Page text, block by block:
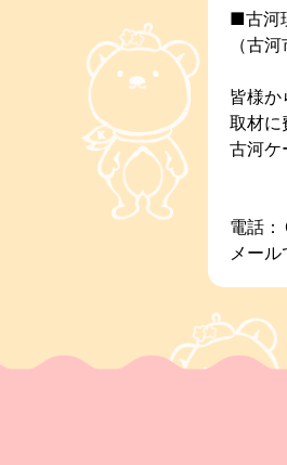
■古河
（古
皆様か
取材に
古河ケ
電話
メー